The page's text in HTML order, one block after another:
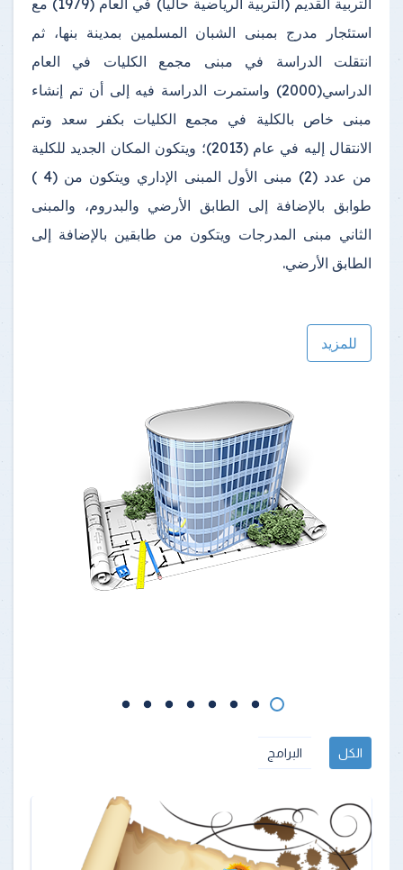
استئجار مدرج بمبنى الشبان المسلمين بمدينة بنها، ثم
انتقلت الدراسة في مبنى مجمع الكليات في العام
الدراسي(2000) واستمرت الدراسة فيه إلى أن تم إنشاء
مبنى خاص بالكلية في مجمع الكليات بكفر سعد وتم
الانتقال إليه في عام (2013)؛ ويتكون المكان الجديد للكلية
من عدد (2) مبنى الأول المبنى الإداري ويتكون من (4 )
طوابق بالإضافة إلى الطابق الأرضي والبدروم، والمبنى
الثاني مبنى المدرجات ويتكون من طابقين بالإضافة إلى
الطابق الأرضي.
للمزيد
الكل البرامج